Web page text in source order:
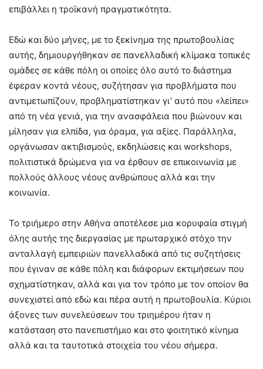
επιβάλλει η τροϊκανή πραγματικότητα.
Εδώ και δύο μήνες, με το ξεκίνημα της πρωτοβουλίας
αυτής, δημιουργήθηκαν σε πανελλαδική κλίμακα τοπικές
ομάδες σε κάθε πόλη οι οποίες όλο αυτό το διάστημα
έφεραν κοντά νέους, συζήτησαν για προβλήματα που
αντιμετωπίζουν, προβληματίστηκαν γι’ αυτό που «λείπει»
από τη νέα γενιά, για την ανασφάλεια που βιώνουν και
μίλησαν για ελπίδα, για όραμα, για αξίες. Παράλληλα,
οργάνωσαν ακτιβισμούς, εκδηλώσεις και workshops,
πολιτιστικά δρώμενα για να έρθουν σε επικοινωνία με
πολλούς άλλους νέους ανθρώπους αλλά και την
κοινωνία.
Το τριήμερο στην Αθήνα αποτέλεσε μια κορυφαία στιγμή
όλης αυτής της διεργασίας με πρωταρχικό στόχο την
ανταλλαγή εμπειριών πανελλαδικά από τις συζητήσεις
που έγιναν σε κάθε πόλη και διάφορων εκτιμήσεων που
σχηματίστηκαν, αλλά και για τον τρόπο με τον οποίον θα
συνεχιστεί από εδώ και πέρα αυτή η πρωτοβουλία. Κύριοι
άξονες των συνελεύσεων του τριημέρου ήταν η
κατάσταση στο πανεπιστήμιο και στο φοιτητικό κίνημα
αλλά και τα ταυτοτικά στοιχεία του νέου σήμερα.